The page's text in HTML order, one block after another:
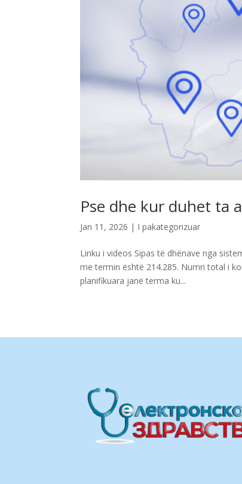
Pse dhe kur duhet ta
Jan 11, 2026 | I pakategorizuar
Linku i videos Sipas të dhënave nga
me termin është 214.285. Numri total i
planifikuara janë terma ku...